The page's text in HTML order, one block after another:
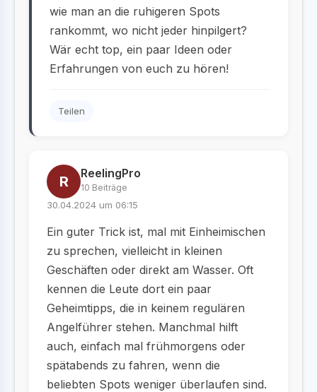
wie man an die ruhigeren Spots
rankommt, wo nicht jeder hinpilgert?
Wär echt top, ein paar Ideen oder
Erfahrungen von euch zu hören!
Teilen
R ReelingPro
10 Beiträge
30.04.2024 um 06:15
Ein guter Trick ist, mal mit Einheimischen
zu sprechen, vielleicht in kleinen
Geschäften oder direkt am Wasser. Oft
kennen die Leute dort ein paar
Geheimtipps, die in keinem regulären
Angelführer stehen. Manchmal hilft
auch, einfach mal frühmorgens oder
spätabends zu fahren, wenn die
beliebten Spots weniger überlaufen sind.